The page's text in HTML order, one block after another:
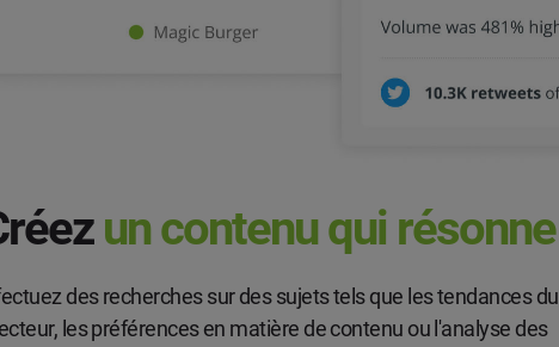
un contenu qui résonne
des recherches sur des sujets tels que les tendances du
les préférences en matière de contenu ou l'analyse des